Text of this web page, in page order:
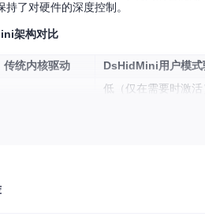
了对硬件的深度控制。
架构对比
传统内核驱动
DsHidMini用户模式
低（仅在需要时激活